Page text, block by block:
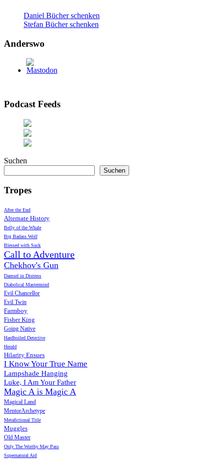
Daniel Bücher schenken
Stefan Bücher schenken
Anderswo
Podcast Feeds
Suchen
Suchen
Tropes
After the End
Alternate History
Belly of the Whale
Big Badass Wolf
Blessed with Suck
Call to Adventure
Chekhov's Gun
Damsel in Distress
Diabolical Mastermind
Evil Chancellor
Evil Twin
Farmboy
Fisher King
Going Native
Hardboiled Detective
Herald
Hilarity Ensues
I Know Your True Name
Lampshade Hanging
Luke, I Am Your Father
Magic A is Magic A
Magical Land
MentorArchetype
Metafictional Title
Muggles
Old Master
Only The Worthy May Pass
Supernatural Aid